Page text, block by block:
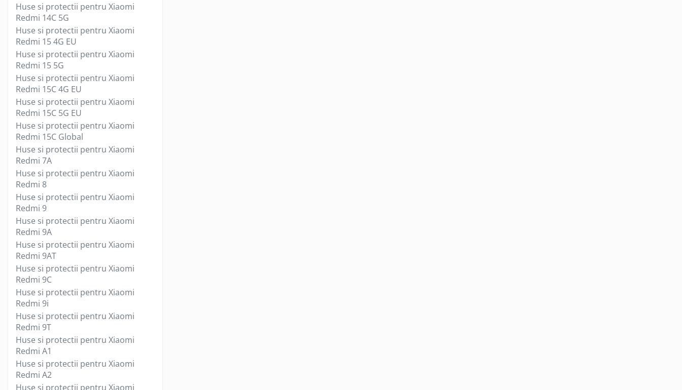
Casti medii fara microfon
Cititoare Carduri
Cititor Carduri USB 2.0
Cititor Carduri USB 3.0
Hub-uri USB
Hub-uri USB 2.0
Hub-uri USB 3.0
Incarcatoare Laptop
Auto si retea
Priza bricheta auto
Priza retea
Incarcator USB
Priza bricheta auto
Priza retea
Microfoane
Microfoane Wireless & Bluetooth
Microfon cu fir
Mouse
Mouse USB
Mouse wireless
Mouse Pad
Color
Cu suport
Design
Multimedia Player
Radio Player
Unitati optice externe
Paste termoconductoare
Huse si protectii pentru Xiaomi
Redmi 14C 5G
Huse si protectii pentru Xiaomi
Redmi 15 4G EU
Huse si protectii pentru Xiaomi
Redmi 15 5G
Huse si protectii pentru Xiaomi
Redmi 15C 4G EU
Huse si protectii pentru Xiaomi
Redmi 15C 5G EU
Huse si protectii pentru Xiaomi
Redmi 15C Global
Huse si protectii pentru Xiaomi
Redmi 7A
Huse si protectii pentru Xiaomi
Redmi 8
Huse si protectii pentru Xiaomi
Redmi 9
Huse si protectii pentru Xiaomi
Redmi 9A
Huse si protectii pentru Xiaomi
Redmi 9AT
Huse si protectii pentru Xiaomi
Redmi 9C
Huse si protectii pentru Xiaomi
Redmi 9i
Huse si protectii pentru Xiaomi
Redmi 9T
Huse si protectii pentru Xiaomi
Redmi A1
Huse si protectii pentru Xiaomi
Redmi A2
Huse si protectii pentru Xiaomi